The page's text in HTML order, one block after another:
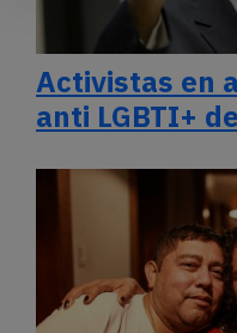
Activistas en
anti LGBTI+